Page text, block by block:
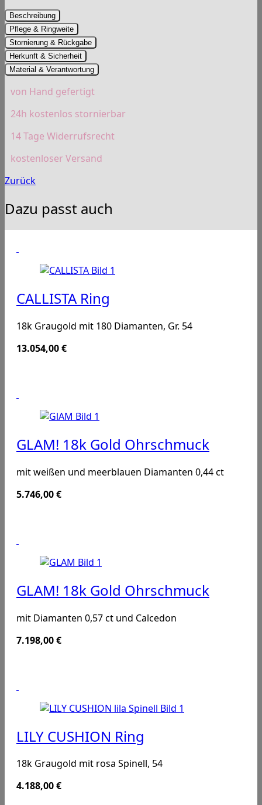
Beschreibung
Pflege & Ringweite
Stornierung & Rückgabe
Herkunft & Sicherheit
Material & Verantwortung
von Hand gefertigt
24h kostenlos stornierbar
14 Tage Widerrufsrecht
kostenloser Versand
Zurück
Dazu passt auch
CALLISTA Ring
18k Graugold mit 180 Diamanten, Gr. 54
13.054,00€
GLAM! 18k Gold Ohrschmuck
mit weißen und meerblauen Diamanten 0,44 ct
5.746,00€
GLAM! 18k Gold Ohrschmuck
mit Diamanten 0,57 ct und Calcedon
7.198,00€
LILY CUSHION Ring
18k Graugold mit rosa Spinell, 54
4.188,00€